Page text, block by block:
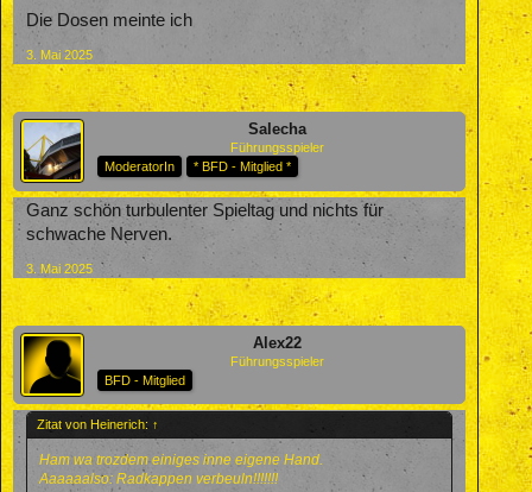
Die Dosen meinte ich
3. Mai 2025
Salecha
Führungsspieler
ModeratorIn
* BFD - Mitglied *
Ganz schön turbulenter Spieltag und nichts für
schwache Nerven.
3. Mai 2025
Alex22
Führungsspieler
BFD - Mitglied
Zitat von Heinerich: ↑
Ham wa trozdem einiges inne eigene Hand.
Aaaaaalso: Radkappen verbeuln!!!!!!!